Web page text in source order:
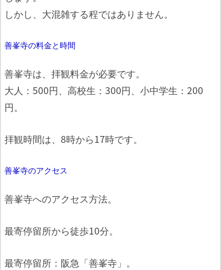
しかし、大混雑する程ではありません。
善峯寺の料金と時間
善峯寺は、拝観料金が必要です。
大人：500円、高校生：300円、小中学生：200
円。
拝観時間は、8時から17時です。
善峯寺のアクセス
善峯寺へのアクセス方法。
最寄停留所から徒歩10分。
最寄停留所：阪急「善峯寺」。